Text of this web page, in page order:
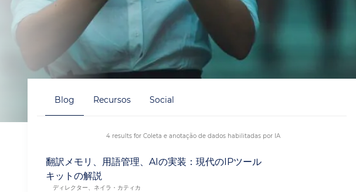
Blog Recursos Social
4 results for Coleta e anotação de dados habilitadas por IA
翻訳メモリ、用語管理、AIの実装：現代のIPツール
キットの解説
ディレクター、ネイラ・カティカ